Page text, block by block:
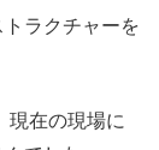
ラクチャーを
現在の現場に